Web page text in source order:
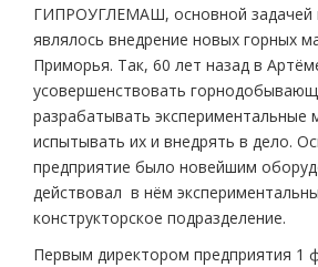
ГИПРОУГЛЕМАШ, основной задачей
являлось внедрение новых горных
Приморья. Так, 60 лет назад в
усовершенствовать
разрабатывать экспериментальные
испытывать их и внедрять в дело.
предприятие было новейшим
действовал в нём
конструкторское подразделение.
Первым директором предприятия 1